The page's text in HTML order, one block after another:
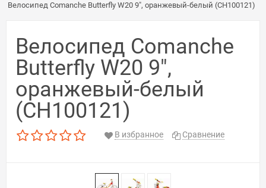
Велосипед Comanche Butterfly W20 9", оранжевый-белый (CH100121)
Велосипед Comanche
Butterfly W20 9",
оранжевый-белый
(CH100121)
В избранное Сравнение